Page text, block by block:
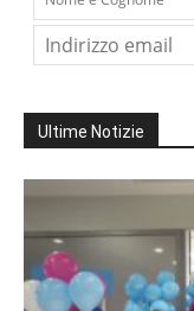
Ultime Notizie